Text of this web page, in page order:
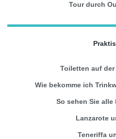
Tour durch
Toiletten auf
Wie bekomme ich
So sehen Sie alle
Lanzarote
Teneriffa